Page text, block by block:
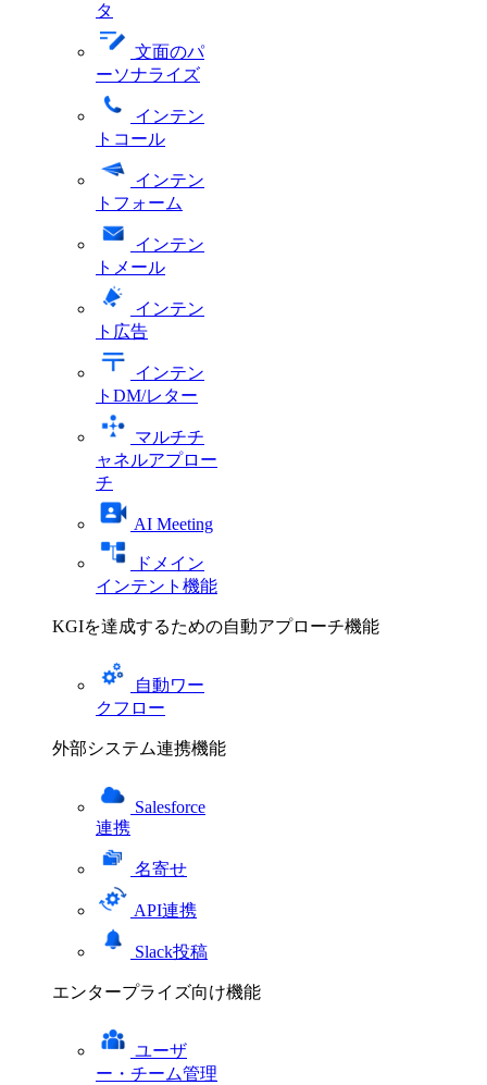
タ
文面のパ
ーソナライズ
インテン
トコール
インテン
トフォーム
インテン
トメール
インテン
ト広告
インテン
トDM/レター
マルチチ
ャネルアプロー
チ
AI Meeting
ドメイン
インテント機能
KGIを達成するための自動アプローチ機能
自動ワー
クフロー
外部システム連携機能
Salesforce
連携
名寄せ
API連携
Slack投稿
エンタープライズ向け機能
ユーザ
ー・チーム管理